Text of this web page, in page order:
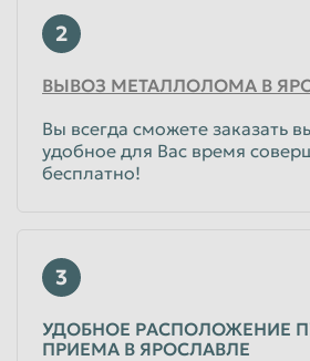
2
ВЫВОЗ МЕТАЛЛОЛОМА В
Вы всегда сможете заказать
удобное для Вас время
бесплатно!
3
УДОБНОЕ РАСПОЛОЖЕНИЕ
ПРИЕМА В ЯРОСЛАВЛЕ